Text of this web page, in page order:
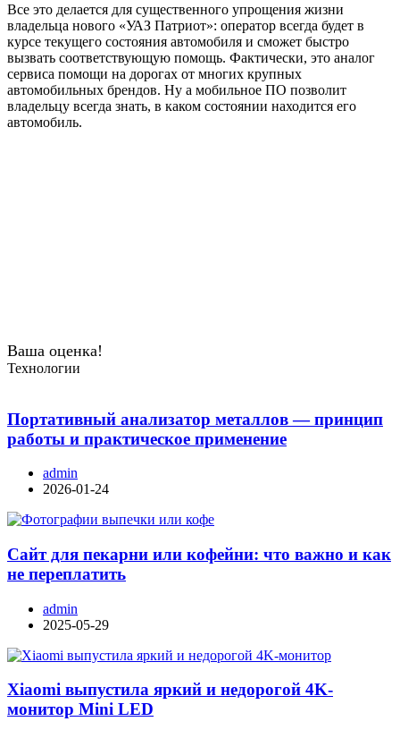
Все это делается для существенного упрощения жизни
владельца нового «УАЗ Патриот»: оператор всегда будет в
курсе текущего состояния автомобиля и сможет быстро
вызвать соответствующую помощь. Фактически, это аналог
сервиса помощи на дорогах от многих крупных
автомобильных брендов. Ну а мобильное ПО позволит
владельцу всегда знать, в каком состоянии находится его
автомобиль.
Ваша оценка!
Технологии
Портативный анализатор металлов — принцип
работы и практическое применение
admin
2026-01-24
Сайт для пекарни или кофейни: что важно и как
не переплатить
admin
2025-05-29
Xiaomi выпустила яркий и недорогой 4K-
монитор Mini LED